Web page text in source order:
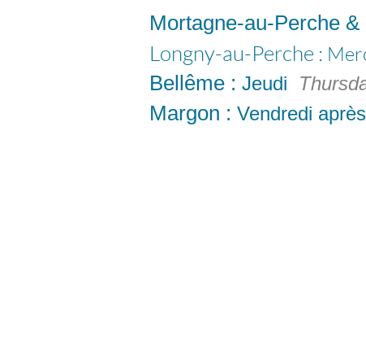
Mortagne-au-Perche
Longny-au-Perche :
Bellême : Jeudi
Margon : Vendredi